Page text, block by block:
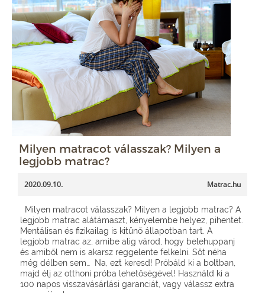
Milyen matracot válasszak? Milyen a
legjobb matrac?
2020.09.10. Matrac.hu
Milyen matracot válasszak? Milyen a legjobb matrac? A
legjobb matrac alátámaszt, kényelembe helyez, pihentet.
Mentálisan és fizikailag is kitűnő állapotban tart. A
legjobb matrac az, amibe alig várod, hogy belehuppanj
és amiből nem is akarsz reggelente felkelni. Sőt néha
még délben sem… Na, ezt keresd! Próbáld ki a boltban,
majd élj az otthoni próba lehetőségével! Használd ki a
100 napos visszavásárlási garanciát, vagy válassz extra